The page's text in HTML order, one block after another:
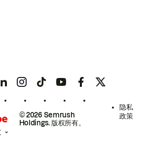
© 2026 Semrush
Holdings. 版权所有。
隐私
政策